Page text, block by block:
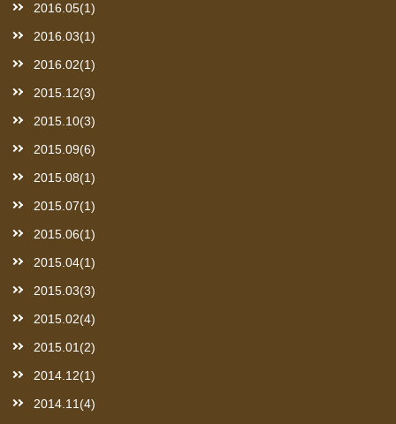
2016.05(1)
2016.03(1)
2016.02(1)
2015.12(3)
2015.10(3)
2015.09(6)
2015.08(1)
2015.07(1)
2015.06(1)
2015.04(1)
2015.03(3)
2015.02(4)
2015.01(2)
2014.12(1)
2014.11(4)